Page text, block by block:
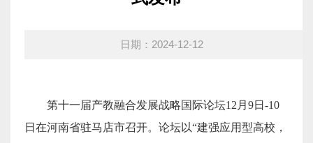
日期：2024-12-12
第十一届产教融合发展战略国际论坛12月9日-10
日在河南省驻马店市召开。论坛以“建强应用型高校，